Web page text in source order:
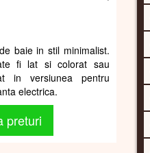
baie in stil minimalist.
fi lat si colorat sau
in versiunea pentru
electrica.
preturi